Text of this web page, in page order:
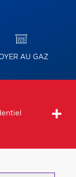
AU GAZ